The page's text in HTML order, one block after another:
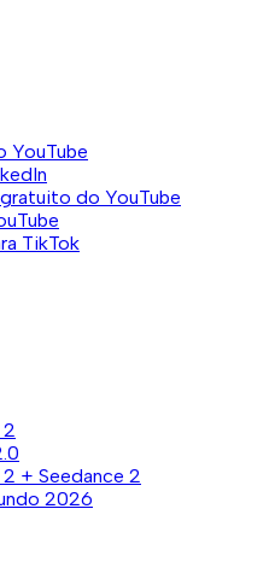
YouTube
do YouTube
TikTok
2
+ Seedance 2
2026